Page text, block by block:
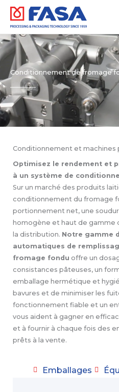
Aller
contenu
Conditionnement de fromage
Conditionnement et machines
Optimisez le rendement et
à un système de
Sur un marché des produits
conditionnement du fromage
portionnement net, une
homogène et haut de gamme
la distribution. Notre gamme
automatiques de
fromage fondu offre un
consistances pâteuses, un
emballage hermétique et
bavures et de minimiser les
fonctionnement fiable et un
vous aident à gagner en
et à fournir à chaque fois des
prêts à la vente.
Emballages